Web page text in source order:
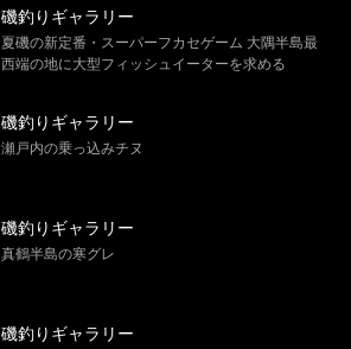
磯釣りギャラリー
夏磯の新定番・スーパーフカセゲーム 大隅半島最
西端の地に大型フィッシュイーターを求める
磯釣りギャラリー
瀬戸内の乗っ込みチヌ
磯釣りギャラリー
真鶴半島の寒グレ
磯釣りギャラリー